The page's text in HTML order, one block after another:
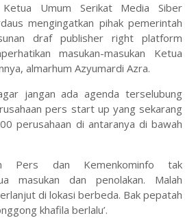
Ketua Umum Serikat Media Siber
mengingatkan pihak pemerintah
draf publisher right platform
masukan-masukan Ketua
almarhum Azyumardi Azra.
jangan ada agenda terselubung
pers start up yang sekarang
perusahaan di antaranya di bawah
Pers dan Kemenkominfo tak
masukan dan penolakan. Malah
di lokasi berbeda. Bak pepatah
khafila berlalu’.